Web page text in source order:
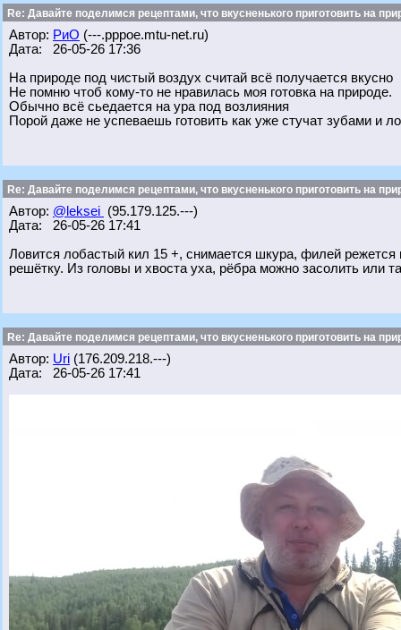
Re: Давайте поделимся рецептами, что вкусненького приготовить на
Автор: РиО (---.pppoe.mtu-net.ru)
Дата: 26-05-26 17:36
На природе под чистый воздух считай всё получается вкусно
Не помню чтоб кому-то не нравилась моя готовка на природе.
Обычно всё сьедается на ура под возлияния
Порой даже не успеваешь готовить как уже стучат зубами и
Re: Давайте поделимся рецептами, что вкусненького приготовить на
Автор: @leksei (95.179.125.---)
Дата: 26-05-26 17:41
Ловится лобастый кил 15 +, снимается шкура, филей
решётку. Из головы и хвоста уха, рёбра можно засолить или
Re: Давайте поделимся рецептами, что вкусненького приготовить на
Автор: Uri (176.209.218.---)
Дата: 26-05-26 17:41